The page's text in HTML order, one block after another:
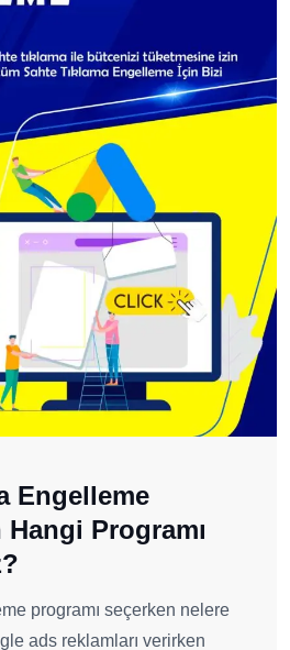
Engelleme
Programı
programı seçerken nelere
ads reklamları verirken